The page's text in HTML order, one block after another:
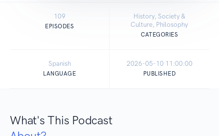
109
EPISODES
History, Society &
Culture, Philosophy
CATEGORIES
Spanish
LANGUAGE
2026-05-10 11:00:00
PUBLISHED
What's This Podcast